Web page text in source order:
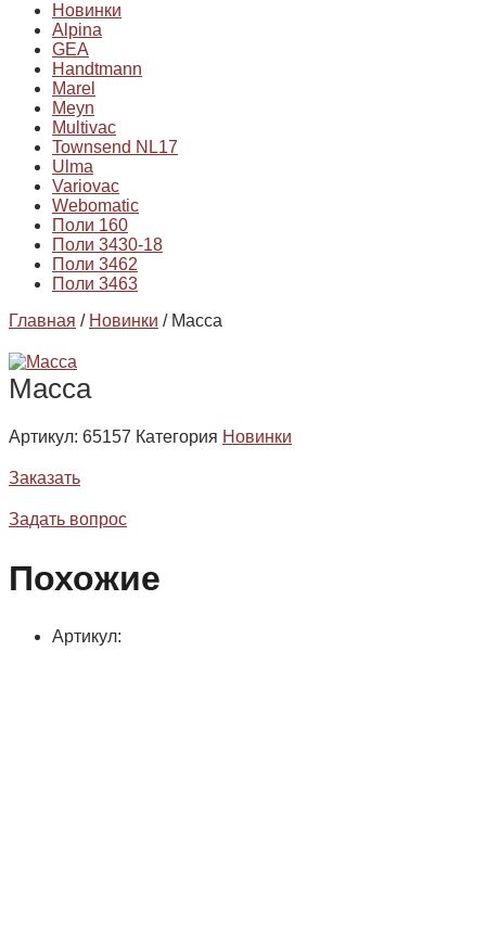
Новинки
Alpina
GEA
Handtmann
Marel
Meyn
Multivac
Townsend NL17
Ulma
Variovac
Webomatic
Поли 160
Поли 3430-18
Поли 3462
Поли 3463
Главная / Новинки / Масса
Масса
Артикул: 65157 Категория Новинки
Заказать
Задать вопрос
Похожие
Артикул: